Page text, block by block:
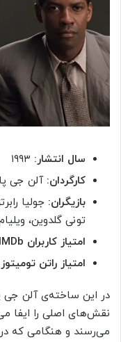
سال انتشار:
کارگردان: آلن جی
بازیگران: جولیا
تونی گلدوین،
امتیاز کاربران IMDb به فیلم:
امتیاز راتن
در این ساخته‌ی آلن جی
نقش‌های اصلی را ایفا
می‌رسند و هنگامی که